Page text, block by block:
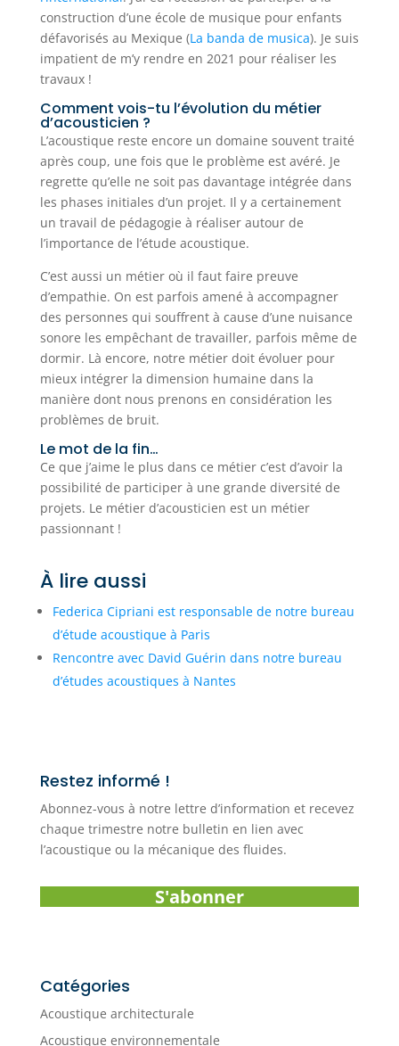
construction d’une école de musique pour enfants
défavorisés au Mexique (La banda de musica). Je suis
impatient de m’y rendre en 2021 pour réaliser les
travaux !
Comment vois-tu l’évolution du métier
d’acousticien ?
L’acoustique reste encore un domaine souvent traité
après coup, une fois que le problème est avéré. Je
regrette qu’elle ne soit pas davantage intégrée dans
les phases initiales d’un projet. Il y a certainement
un travail de pédagogie à réaliser autour de
l’importance de l’étude acoustique.
C’est aussi un métier où il faut faire preuve
d’empathie. On est parfois amené à accompagner
des personnes qui souffrent à cause d’une nuisance
sonore les empêchant de travailler, parfois même de
dormir. Là encore, notre métier doit évoluer pour
mieux intégrer la dimension humaine dans la
manière dont nous prenons en considération les
problèmes de bruit.
Le mot de la fin…
Ce que j’aime le plus dans ce métier c’est d’avoir la
possibilité de participer à une grande diversité de
projets. Le métier d’acousticien est un métier
passionnant !
À lire aussi
Federica Cipriani est responsable de notre bureau
d’étude acoustique à Paris
Rencontre avec David Guérin dans notre bureau
d’études acoustiques à Nantes
Restez informé !
Abonnez-vous à notre lettre d’information et recevez
chaque trimestre notre bulletin en lien avec
l’acoustique ou la mécanique des fluides.
S'abonner
Catégories
Acoustique architecturale
Acoustique environnementale